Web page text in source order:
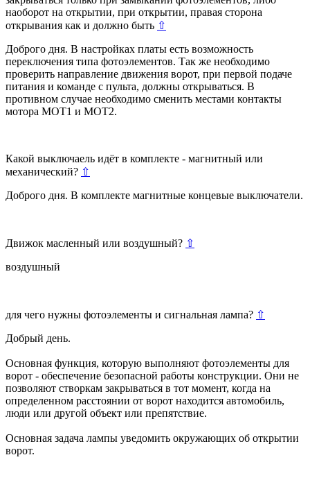
наоборот на открытии, при открытии, правая сторона
открывания как и должно быть ⇧
Доброго дня. В настройках платы есть возможность
переключения типа фотоэлементов. Так же необходимо
проверить направление движения ворот, при первой подаче
питания и команде с пульта, должны открываться. В
противном случае необходимо сменить местами контакты
мотора MOT1 и МОТ2.
Какой выключаель идёт в комплекте - магнитный или
механический? ⇧
Доброго дня. В комплекте магнитные концевые выключатели.
Движок масленный или воздушный? ⇧
воздушный
для чего нужны фотоэлементы и сигнальная лампа? ⇧
Добрый день.
Основная функция, которую выполняют фотоэлементы для
ворот - обеспечение безопасной работы конструкции. Они не
позволяют створкам закрываться в тот момент, когда на
определенном расстоянии от ворот находится автомобиль,
люди или другой объект или препятствие.
Основная задача лампы уведомить окружающих об открытии
ворот.